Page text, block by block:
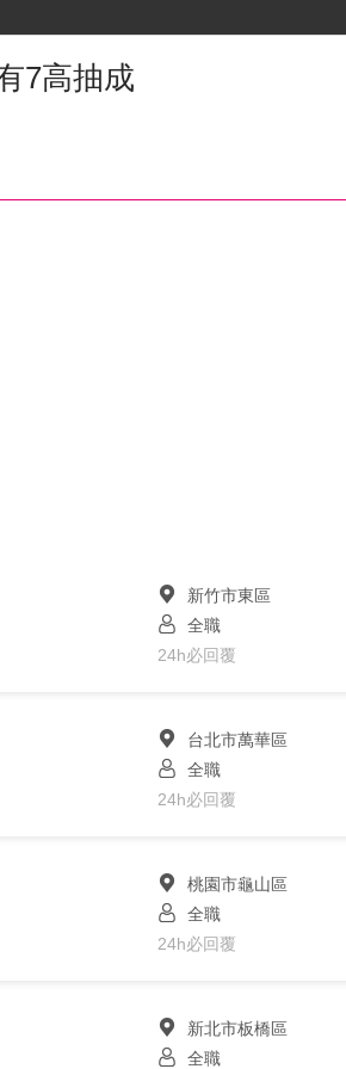
7高抽成
新竹市東區
全職
24h必回覆
台北市萬華區
全職
24h必回覆
桃園市龜山區
全職
24h必回覆
新北市板橋區
全職